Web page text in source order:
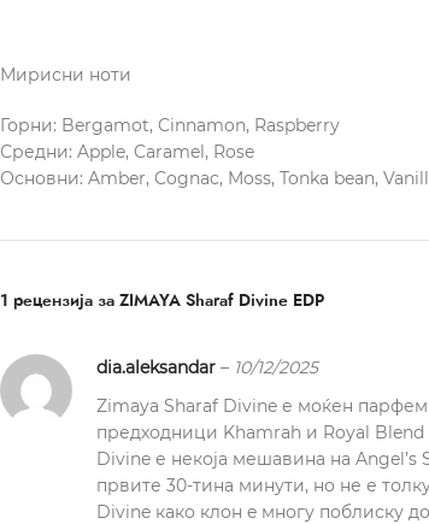
Мирисни ноти
Горни: Bergamot, Cinnamon, Raspberry
Средни: Apple, Caramel, Rose
Основни: Amber, Cognac, Moss, Tonka bean,
1 рецензија за ZIMAYA Sharaf Divine EDP
dia.aleksandar – 10/12/2025
Zimaya Sharaf Divine е моќен парфем
предходници Khamrah и Royal Blend
Divine е некоја мешавина на Angel’s
првите 30-тина минути, но не е
Divine како клон e многу поблиску